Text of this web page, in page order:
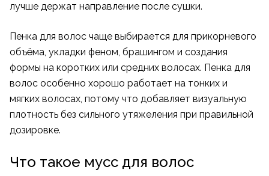
лучше держат направление после сушки.
Пенка для волос чаще выбирается для прикорневого
объёма, укладки феном, брашингом и создания
формы на коротких или средних волосах. Пенка для
волос особенно хорошо работает на тонких и
мягких волосах, потому что добавляет визуальную
плотность без сильного утяжеления при правильной
дозировке.
Что такое мусс для волос